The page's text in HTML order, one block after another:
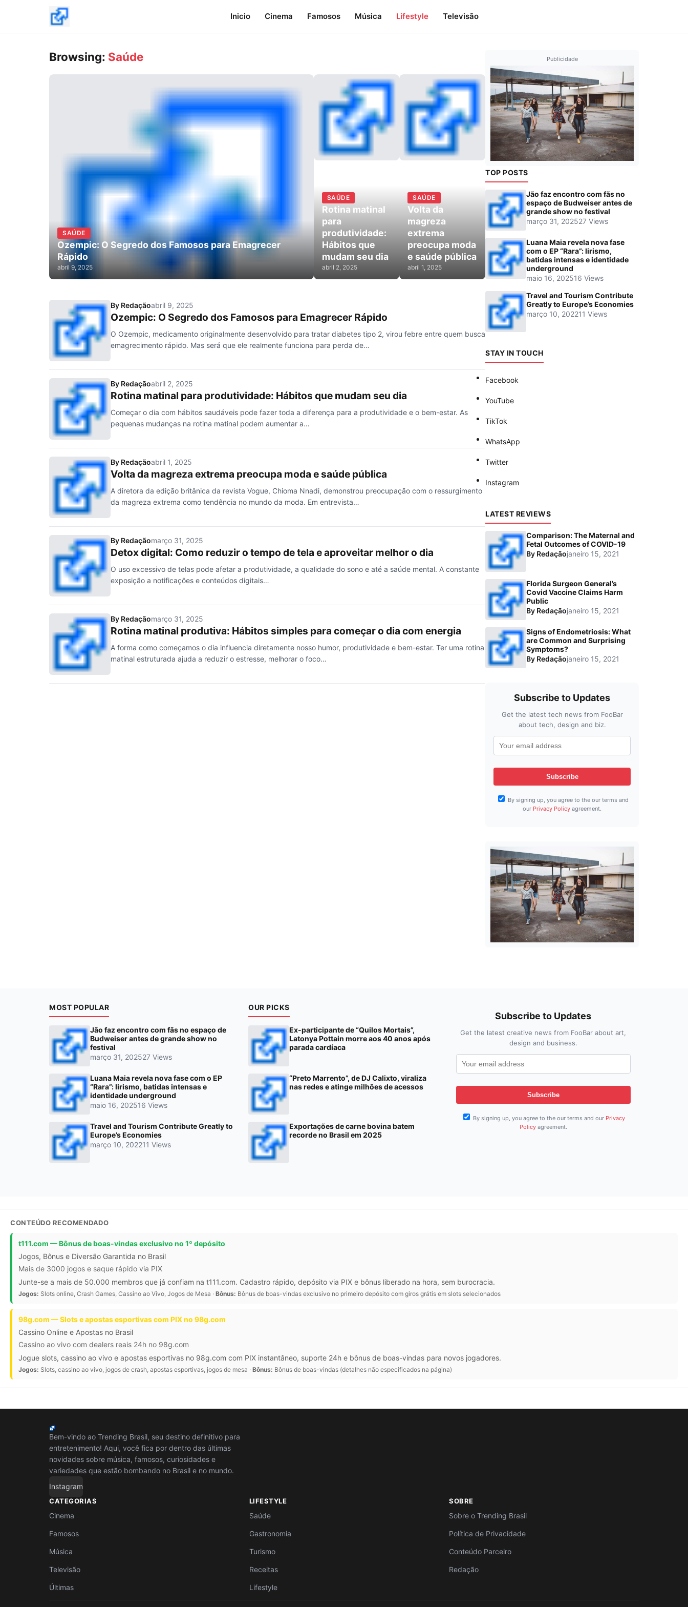
Inicio Cinema Famosos Música Lifestyle Televisão
Browsing: Saúde
SAÚDE
Ozempic: O Segredo dos Famosos para Emagrecer
Rápido
abril 9, 2025
SAÚDE
Rotina matinal
para
produtividade:
Hábitos que
mudam seu dia
abril 2, 2025
SAÚDE
Volta da
magreza
extrema
preocupa moda
e saúde pública
abril 1, 2025
By Redaçãoabril 9, 2025
Ozempic: O Segredo dos Famosos para Emagrecer Rápido
O Ozempic, medicamento originalmente desenvolvido para tratar diabetes tipo 2, virou febre entre quem busca
emagrecimento rápido. Mas será que ele realmente funciona para perda de…
By Redaçãoabril 2, 2025
Rotina matinal para produtividade: Hábitos que mudam seu dia
Começar o dia com hábitos saudáveis pode fazer toda a diferença para a produtividade e o bem-estar. As
pequenas mudanças na rotina matinal podem aumentar a…
By Redaçãoabril 1, 2025
Volta da magreza extrema preocupa moda e saúde pública
A diretora da edição britânica da revista Vogue, Chioma Nnadi, demonstrou preocupação com o ressurgimento
da magreza extrema como tendência no mundo da moda. Em entrevista…
By Redaçãomarço 31, 2025
Detox digital: Como reduzir o tempo de tela e aproveitar melhor o dia
O uso excessivo de telas pode afetar a produtividade, a qualidade do sono e até a saúde mental. A constante
exposição a notificações e conteúdos digitais…
By Redaçãomarço 31, 2025
Rotina matinal produtiva: Hábitos simples para começar o dia com energia
A forma como começamos o dia influencia diretamente nosso humor, produtividade e bem-estar. Ter uma rotina
matinal estruturada ajuda a reduzir o estresse, melhorar o foco…
Publicidade
TOP POSTS
Jão faz encontro com fãs no
espaço de Budweiser antes de
grande show no festival
março 31, 202527 Views
Luana Maia revela nova fase
com o EP “Rara”: lirismo,
batidas intensas e identidade
underground
maio 16, 202516 Views
Travel and Tourism Contribute
Greatly to Europe’s Economies
março 10, 202211 Views
STAY IN TOUCH
Facebook
YouTube
TikTok
WhatsApp
Twitter
Instagram
LATEST REVIEWS
Comparison: The Maternal and
Fetal Outcomes of COVID-19
By Redaçãojaneiro 15, 2021
Florida Surgeon General’s
Covid Vaccine Claims Harm
Public
By Redaçãojaneiro 15, 2021
Signs of Endometriosis: What
are Common and Surprising
Symptoms?
By Redaçãojaneiro 15, 2021
Subscribe to Updates
Get the latest tech news from FooBar
about tech, design and biz.
By signing up, you agree to the our terms and
our Privacy Policy agreement.
MOST POPULAR
Jão faz encontro com fãs no espaço de
Budweiser antes de grande show no
festival
março 31, 202527 Views
Luana Maia revela nova fase com o EP
“Rara”: lirismo, batidas intensas e
identidade underground
maio 16, 202516 Views
Travel and Tourism Contribute Greatly to
Europe’s Economies
março 10, 202211 Views
OUR PICKS
Ex-participante de “Quilos Mortais”,
Latonya Pottain morre aos 40 anos após
parada cardíaca
“Preto Marrento”, de DJ Calixto, viraliza
nas redes e atinge milhões de acessos
Exportações de carne bovina batem
recorde no Brasil em 2025
Subscribe to Updates
Get the latest creative news from FooBar about art,
design and business.
By signing up, you agree to the our terms and our Privacy
Policyagreement.
CONTEÚDO RECOMENDADO
t111.com — Bônus de boas-vindas exclusivo no 1º depósito
Jogos, Bônus e Diversão Garantida no Brasil
Mais de 3000 jogos e saque rápido via PIX
Junte-se a mais de 50.000 membros que já confiam na t111.com. Cadastro rápido, depósito via PIX e bônus liberado na hora, sem burocracia.
Jogos: Slots online, Crash Games, Cassino ao Vivo, Jogos de Mesa · Bônus: Bônus de boas-vindas exclusivo no primeiro depósito com giros grátis em slots selecionados
98g.com — Slots e apostas esportivas com PIX no 98g.com
Cassino Online e Apostas no Brasil
Cassino ao vivo com dealers reais 24h no 98g.com
Jogue slots, cassino ao vivo e apostas esportivas no 98g.com com PIX instantâneo, suporte 24h e bônus de boas-vindas para novos jogadores.
Jogos: Slots, cassino ao vivo, jogos de crash, apostas esportivas, jogos de mesa · Bônus: Bônus de boas-vindas (detalhes não especificados na página)
Bem-vindo ao Trending Brasil, seu destino definitivo para
entretenimento! Aqui, você fica por dentro das últimas
novidades sobre música, famosos, curiosidades e
variedades que estão bombando no Brasil e no mundo.
Instagram
CATEGORIAS
Cinema
Famosos
Música
Televisão
Últimas
LIFESTYLE
Saúde
Gastronomia
Turismo
Receitas
Lifestyle
SOBRE
Sobre o Trending Brasil
Política de Privacidade
Conteúdo Parceiro
Redação